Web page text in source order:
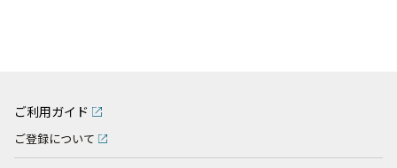
ご利用ガイド
ご登録について